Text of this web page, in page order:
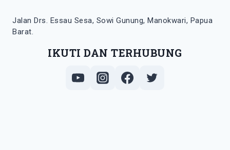
Jalan Drs. Essau Sesa, Sowi Gunung, Manokwari, Papua
Barat.
IKUTI DAN TERHUBUNG